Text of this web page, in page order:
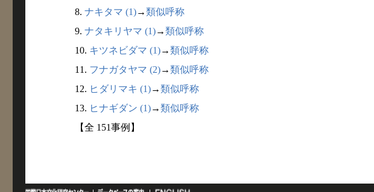
8. ナキタマ (1)→類似呼称
9. ナタキリヤマ (1)→類似呼称
10. キツネビダマ (1)→類似呼称
11. フナガタヤマ (2)→類似呼称
12. ヒダリマキ (1)→類似呼称
13. ヒナギダン (1)→類似呼称
【全 151事例】